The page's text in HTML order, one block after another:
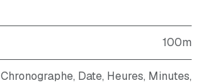
100m
Chronographe, Date, Heures, Minutes,